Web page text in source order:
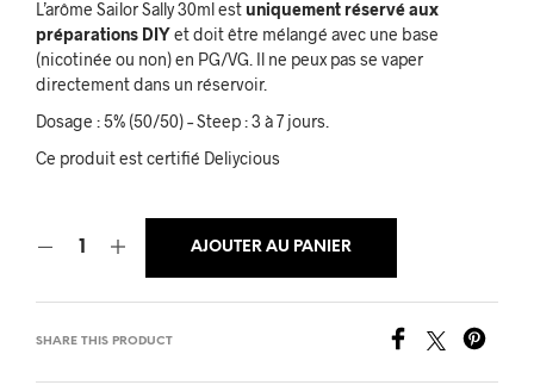
L’arôme Sailor Sally 30ml est uniquement réservé aux
préparations DIYet doit être mélangé avec une base
(nicotinée ou non) en PG/VG. Il ne peux pas se vaper
directement dans un réservoir.
Dosage : 5% (50/50) – Steep : 3 à 7 jours.
Ce produit est certifié Deliycious
AJOUTER AU PANIER
SHARE THIS PRODUCT